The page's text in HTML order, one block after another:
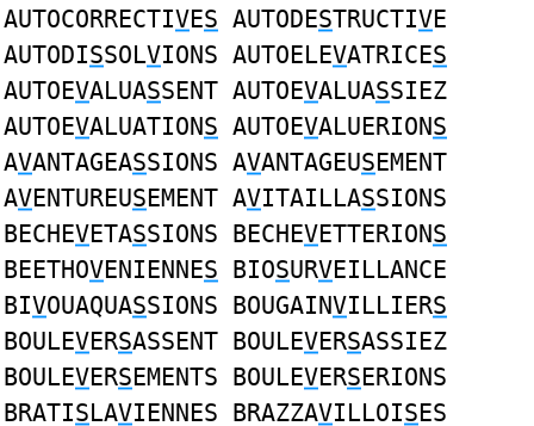
AUTOCORRECTIVES AUTODESTRUCTIVE
AUTODISSOLVIONS AUTOELEVATRICES
AUTOEVALUASSENT AUTOEVALUASSIEZ
AUTOEVALUATIONS AUTOEVALUERIONS
AVANTAGEASSIONS AVANTAGEUSEMENT
AVENTUREUSEMENT AVITAILLASSIONS
BECHEVETASSIONS BECHEVETTERIONS
BEETHOVENIENNES BIOSURVEILLANCE
BIVOUAQUASSIONS BOUGAINVILLIERS
BOULEVERSASSENT BOULEVERSASSIEZ
BOULEVERSEMENTS BOULEVERSERIONS
BRATISLAVIENNES BRAZZAVILLOISES